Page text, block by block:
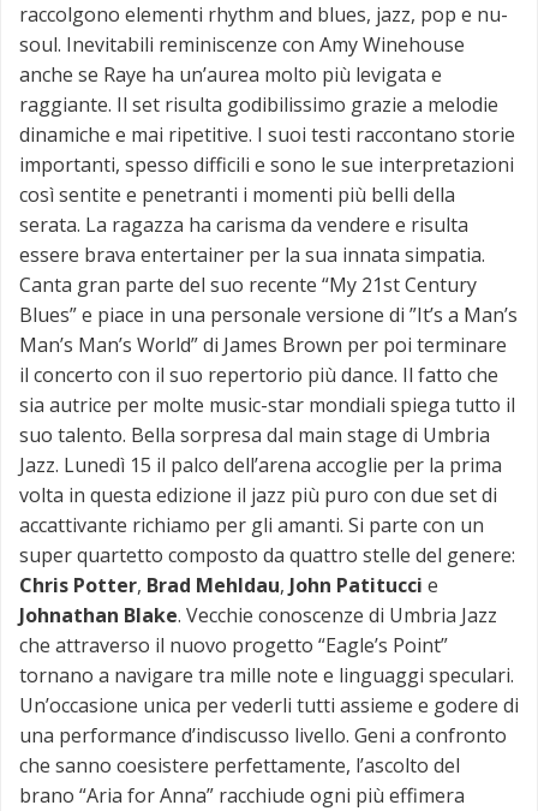
raccolgono elementi rhythm and blues, jazz, pop e nu-
soul. Inevitabili reminiscenze con Amy Winehouse
anche se Raye ha un’aurea molto più levigata e
raggiante. Il set risulta godibilissimo grazie a melodie
dinamiche e mai ripetitive. I suoi testi raccontano storie
importanti, spesso difficili e sono le sue interpretazioni
così sentite e penetranti i momenti più belli della
serata. La ragazza ha carisma da vendere e risulta
essere brava entertainer per la sua innata simpatia.
Canta gran parte del suo recente “My 21st Century
Blues” e piace in una personale versione di ”It’s a Man’s
Man’s Man’s World” di James Brown per poi terminare
il concerto con il suo repertorio più dance. Il fatto che
sia autrice per molte music-star mondiali spiega tutto il
suo talento. Bella sorpresa dal main stage di Umbria
Jazz. Lunedì 15 il palco dell’arena accoglie per la prima
volta in questa edizione il jazz più puro con due set di
accattivante richiamo per gli amanti. Si parte con un
super quartetto composto da quattro stelle del genere:
Chris Potter, Brad Mehldau, John Patitucci e
Johnathan Blake. Vecchie conoscenze di Umbria Jazz
che attraverso il nuovo progetto “Eagle’s Point”
tornano a navigare tra mille note e linguaggi speculari.
Un’occasione unica per vederli tutti assieme e godere di
una performance d’indiscusso livello. Geni a confronto
che sanno coesistere perfettamente, l’ascolto del
brano “Aria for Anna” racchiude ogni più effimera